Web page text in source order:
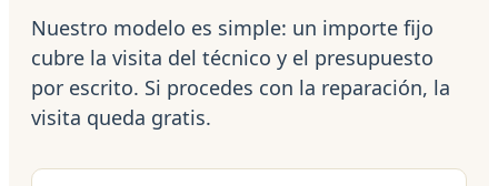
Nuestro modelo es simple: un importe fijo
cubre la visita del técnico y el presupuesto
por escrito. Si procedes con la reparación, la
visita queda gratis.